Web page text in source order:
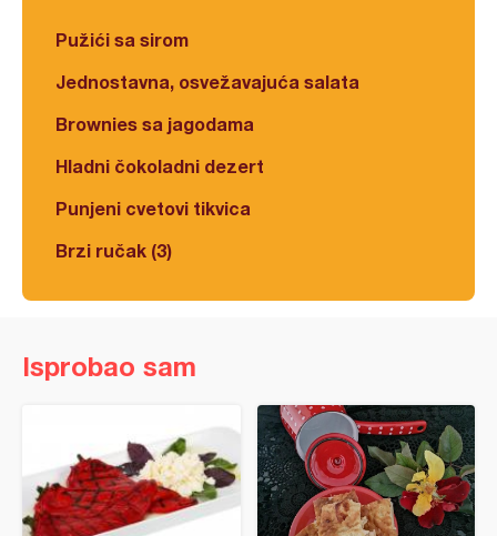
Pužići sa sirom
Jednostavna, osvežavajuća salata
Brownies sa jagodama
Hladni čokoladni dezert
Punjeni cvetovi tikvica
Brzi ručak (3)
Isprobao sam